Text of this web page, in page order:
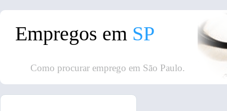
Empregos em SP
Como procurar emprego em São Paulo.